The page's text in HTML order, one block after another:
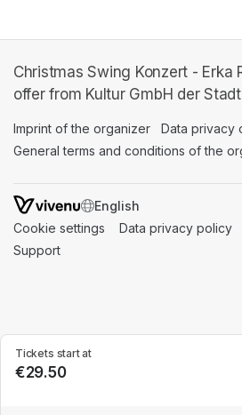
Tickets start at
€29.50
Christmas Swing Konzert - Erka
offer from Kultur GmbH der
Imprint of the organizer (opens in a
Data privacy
General terms and conditions of the
SWITCH LANGUAGE
Cookie settings (opens in a new tab)
Data privacy policy
Support